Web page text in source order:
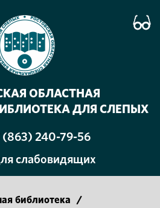
ОБЛАСТНАЯ
ДЛЯ СЛЕПЫХ
(863) 240-79-56
слабовидящих
библиотека
/